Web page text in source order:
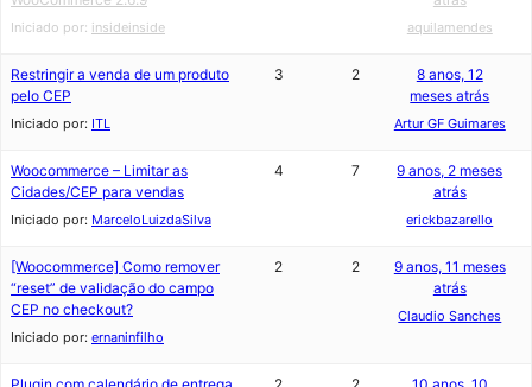
Iniciado por: insideinside aquilamendes
Restringir a venda de um produto
pelo CEP
Iniciado por: ITL
3 2
8 anos, 12
meses atrás
Artur GF Guimares
Woocommerce – Limitar as
Cidades/CEP para vendas
Iniciado por: MarceloLuizdaSilva
4 7
9 anos, 2 meses
atrás
erickbazarello
[Woocommerce] Como remover
“reset” de validação do campo
CEP no checkout?
Iniciado por: ernaninfilho
2 2
9 anos, 11 meses
atrás
Claudio Sanches